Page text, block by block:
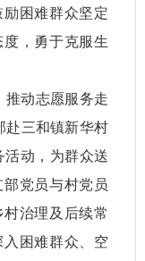
困难群众坚定
，勇于克服生
推动志愿服务走
赴三和镇新华村
活动，为群众送
党员与村党员
治理及后续常
困难群众、空